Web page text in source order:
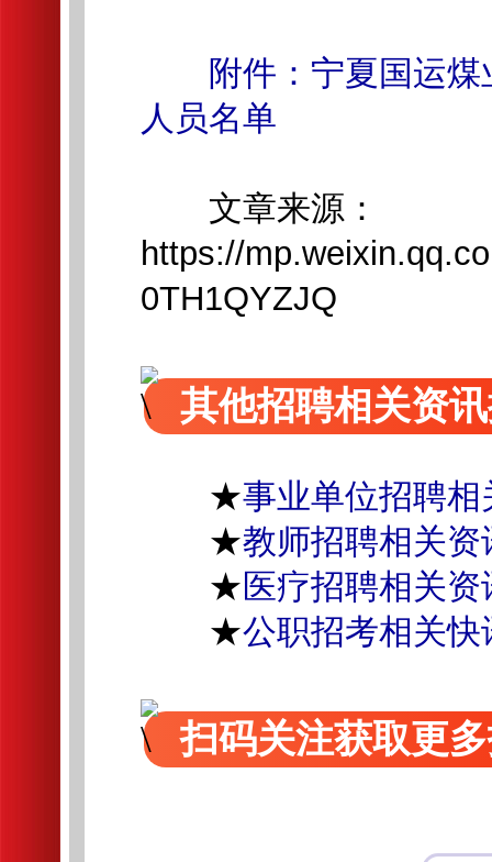
附件：宁夏国运
人员名单
文章来源：
https://
0TH1QYZJQ
其他招聘相关资
★事业单位招聘相
★教师招聘相关资
★医疗招聘相关资
★公职招考相关快
扫码关注获取更